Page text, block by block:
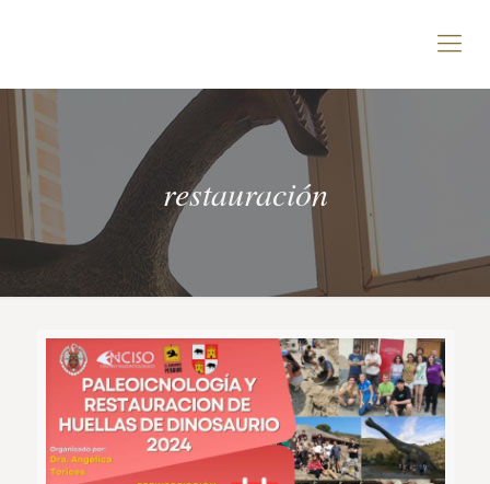
restauración